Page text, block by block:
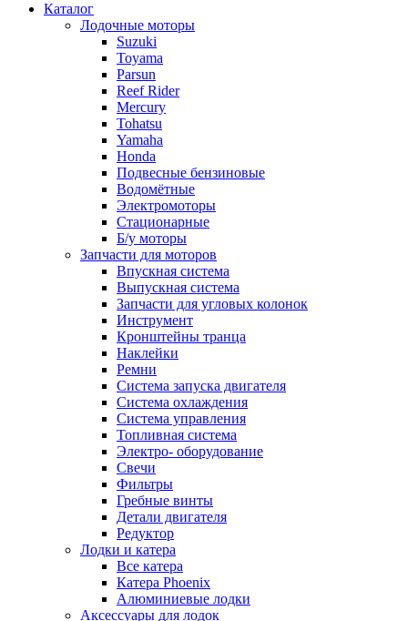
Каталог
Лодочные моторы
Suzuki
Toyama
Parsun
Reef Rider
Mercury
Tohatsu
Yamaha
Honda
Подвесные бензиновые
Водомётные
Электромоторы
Стационарные
Б/у моторы
Запчасти для моторов
Впускная система
Выпускная система
Запчасти для угловых колонок
Инструмент
Кронштейны транца
Наклейки
Ремни
Система запуска двигателя
Система охлаждения
Система управления
Топливная система
Электро- оборудование
Свечи
Фильтры
Гребные винты
Детали двигателя
Редуктор
Лодки и катера
Все катера
Катера Phoenix
Алюминиевые лодки
Аксессуары для лодок